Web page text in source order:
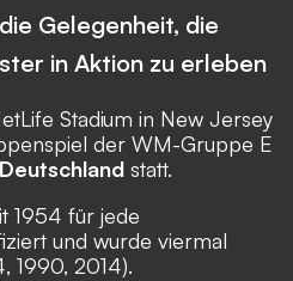
Gelegenheit, die
in Aktion zu erleben
Stadium in New Jersey
der WM-Gruppe E
Deutschland statt.
1954 für jede
und wurde viermal
1990, 2014).